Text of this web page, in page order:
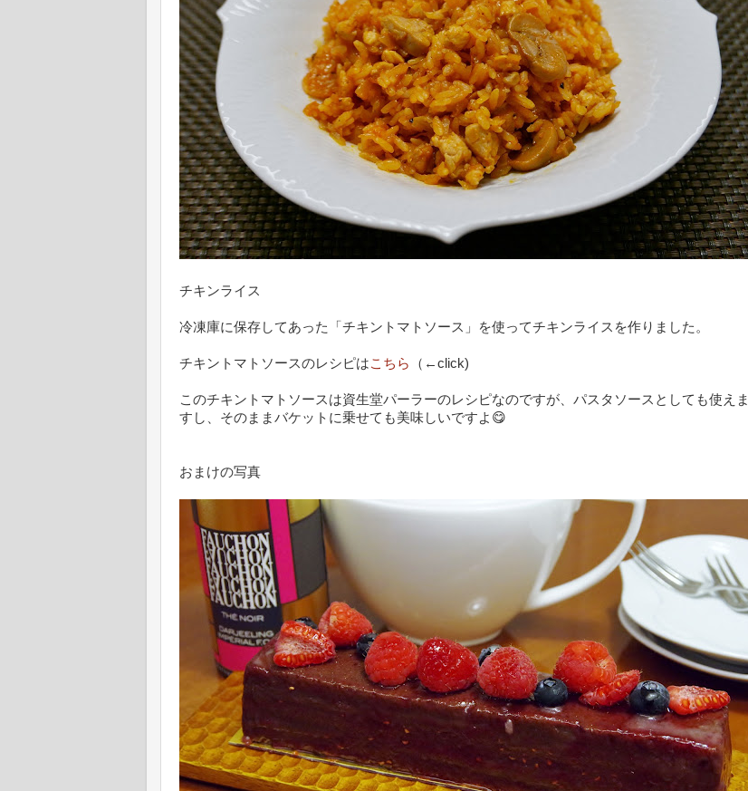
チキンライス
冷凍庫に保存してあった「チキントマトソース」を使ってチキンライスを作りました。
チキントマトソースのレシピはこちら （←click)
このチキントマトソースは資生堂パーラーのレシピなのですが、パスタソースとしても使えま
すし、そのままバケットに乗せても美味しいですよ😋
おまけの写真